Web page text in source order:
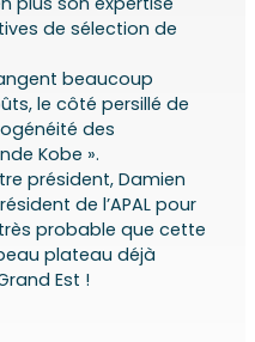
de sélection de
beaucoup
le côté persillé de
des
Kobe ».
président, Damien
de l’APAL pour
probable que cette
plateau déjà
Est !